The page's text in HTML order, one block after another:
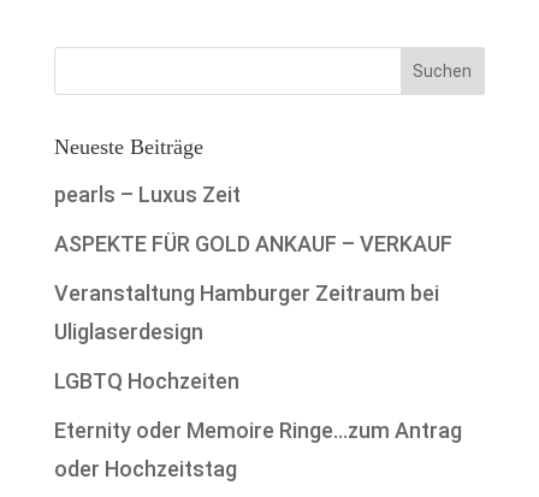
Neueste Beiträge
pearls – Luxus Zeit
ASPEKTE FÜR GOLD ANKAUF – VERKAUF
Veranstaltung Hamburger Zeitraum bei
Uliglaserdesign
LGBTQ Hochzeiten
Eternity oder Memoire Ringe…zum Antrag
oder Hochzeitstag